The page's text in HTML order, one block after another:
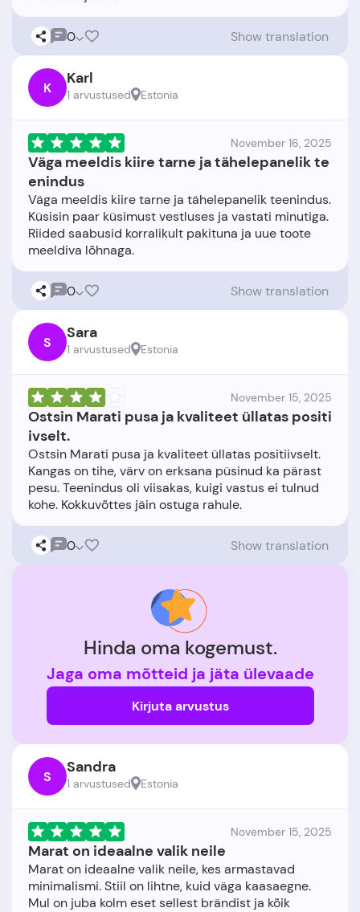
0 Show translation
K Karl
1 arvustused Estonia
November 16, 2025
Väga meeldis kiire tarne ja tähelepanelik te
enindus
Väga meeldis kiire tarne ja tähelepanelik teenindus.
Küsisin paar küsimust vestluses ja vastati minutiga.
Riided saabusid korralikult pakituna ja uue toote
0 Show translation
S Sara
1 arvustused Estonia
November 15, 2025
Ostsin Marati pusa ja kvaliteet üllatas positi
ivselt.
Ostsin Marati pusa ja kvaliteet üllatas positiivselt.
Kangas on tihe, värv on erksana püsinud ka pärast
pesu. Teenindus oli viisakas, kuigi vastus ei tulnud
0 Show translation
Hinda oma kogemust.
Jaga oma mõtteid ja jäta ülevaade
Kirjuta arvustus
S Sandra
1 arvustused Estonia
November 15, 2025
Marat on ideaalne valik neile
Marat on ideaalne valik neile, kes armastavad
minimalismi. Stiil on lihtne, kuid väga kaasaegne.
Mul on juba kolm eset sellest brändist ja kõik